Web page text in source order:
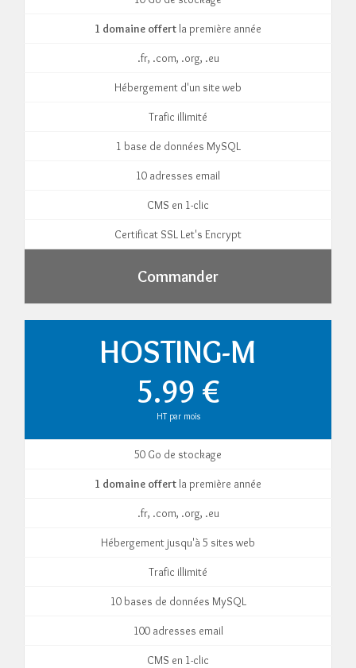
1 domaine offert la première année
.fr, .com, .org, .eu
Hébergement d'un site web
Trafic illimité
1 base de données MySQL
10 adresses email
CMS en 1-clic
Certificat SSL Let's Encrypt
Commander
HOSTING-M
5.99 €
HT par mois
50 Go de stockage
1 domaine offert la première année
.fr, .com, .org, .eu
Hébergement jusqu'à 5 sites web
Trafic illimité
10 bases de données MySQL
100 adresses email
CMS en 1-clic